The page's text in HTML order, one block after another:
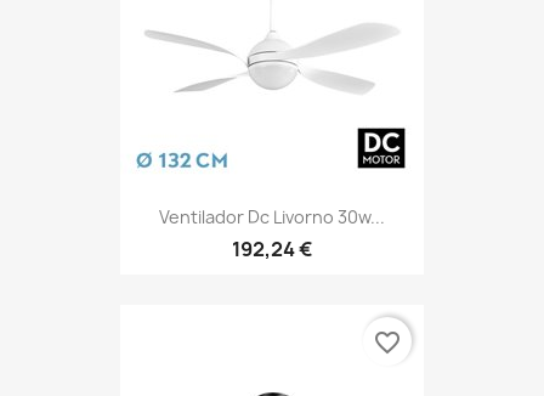
Ventilador Dc Livorno 30w...
192,24 €
favorite_border